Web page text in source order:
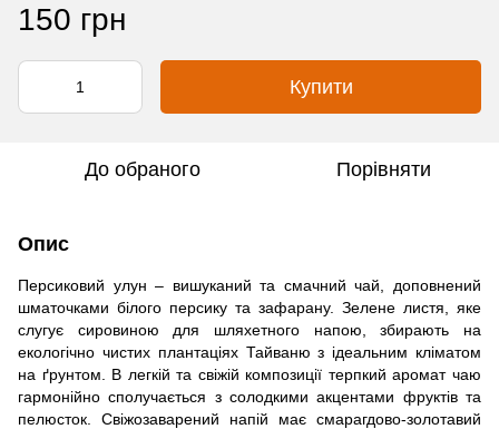
150 грн
Купити
До обраного Порівняти
Опис
Персиковий улун – вишуканий та смачний чай, доповнений
шматочками білого персику та зафарану. Зелене листя, яке
слугує сировиною для шляхетного напою, збирають на
екологічно чистих плантаціях Тайваню з ідеальним кліматом
на ґрунтом. В легкій та свіжій композиції терпкий аромат чаю
гармонійно сполучається з солодкими акцентами фруктів та
пелюсток. Свіжозаварений напій має смарагдово-золотавий